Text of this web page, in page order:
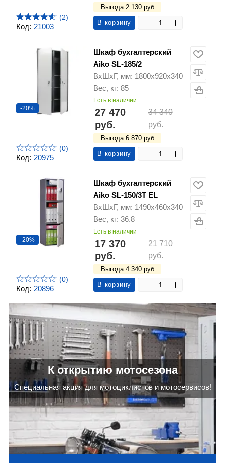
Код: 21003
(2)
Выгода 2 130 руб.
В корзину
Код: 20975
-20%
(0)
Шкаф бухгалтерский
Aiko SL-185/2
ВхШхГ, мм: 1800х920х340
Вес, кг: 85
Есть в наличии
27 470
руб.
34 340
руб.
Выгода 6 870 руб.
В корзину
Код: 20896
-20%
(0)
Шкаф бухгалтерский
Aiko SL-150/3T EL
ВхШхГ, мм: 1490х460х340
Вес, кг: 36.8
Есть в наличии
17 370
руб.
21 710
руб.
Выгода 4 340 руб.
В корзину
К открытию мотосезона
Cпециальная акция для мотоциклистов и мотосервисов!